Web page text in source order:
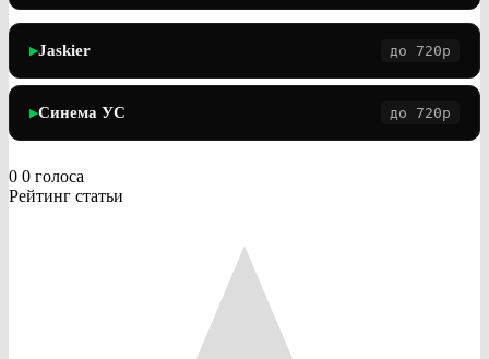
▶Jaskier до 720p
▶Синема УС до 720p
0 0 голоса
Рейтинг статьи